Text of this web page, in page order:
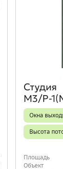
Студия
М3/Р-
Окна
Высота
Площадь
Объект